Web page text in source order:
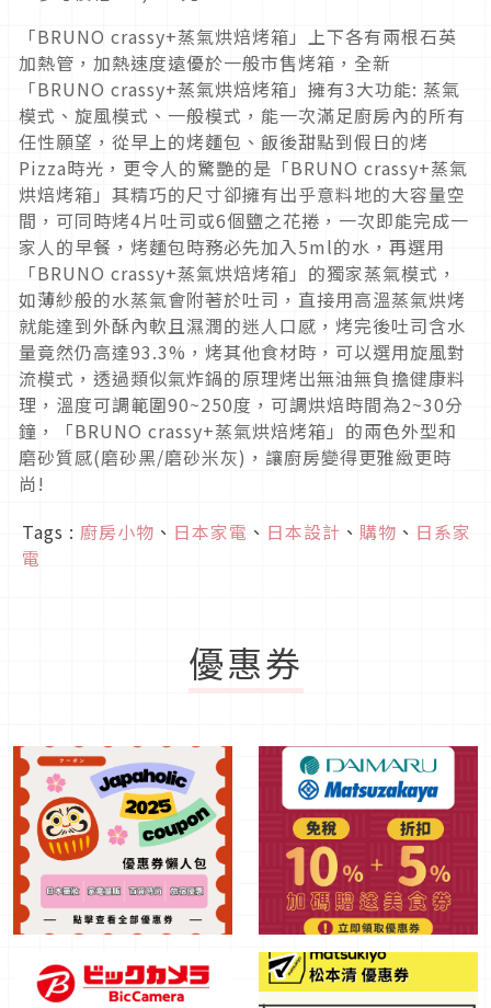
「BRUNO crassy+蒸氣烘焙烤箱」上下各有兩根石英
加熱管，加熱速度遠優於一般市售烤箱，全新
「BRUNO crassy+蒸氣烘焙烤箱」擁有3大功能: 蒸氣
模式、旋風模式、一般模式，能一次滿足廚房內的所有
任性願望，從早上的烤麵包、飯後甜點到假日的烤
Pizza時光，更令人的驚艷的是「BRUNO crassy+蒸氣
烘焙烤箱」其精巧的尺寸卻擁有出乎意料地的大容量空
間，可同時烤4片吐司或6個鹽之花捲，一次即能完成一
家人的早餐，烤麵包時務必先加入5ml的水，再選用
「BRUNO crassy+蒸氣烘焙烤箱」的獨家蒸氣模式，
如薄紗般的水蒸氣會附著於吐司，直接用高溫蒸氣烘烤
就能達到外酥內軟且濕潤的迷人口感，烤完後吐司含水
量竟然仍高達93.3%，烤其他食材時，可以選用旋風對
流模式，透過類似氣炸鍋的原理烤出無油無負擔健康料
理，溫度可調範圍90~250度，可調烘焙時間為2~30分
鐘，「BRUNO crassy+蒸氣烘焙烤箱」的兩色外型和
磨砂質感(磨砂黑/磨砂米灰)，讓廚房變得更雅緻更時
尚!
Tags : 廚房小物 、 日本家電 、 日本設計 、 購物 、 日系家
電
優惠券